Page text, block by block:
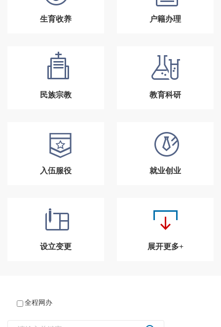
生育收养 户籍办理
民族宗教 教育科研
入伍服役 就业创业
设立变更 展开更多+
全程网办